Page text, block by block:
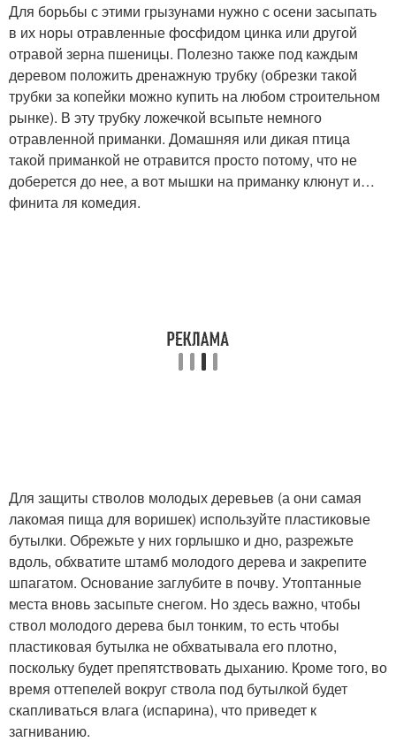
Для борьбы с этими грызунами нужно с осени засыпать
в их норы отравленные фосфидом цинка или другой
отравой зерна пшеницы. Полезно также под каждым
деревом положить дренажную трубку (обрезки такой
трубки за копейки можно купить на любом строительном
рынке). В эту трубку ложечкой всыпьте немного
отравленной приманки. Домашняя или дикая птица
такой приманкой не отравится просто потому, что не
доберется до нее, а вот мышки на приманку клюнут и…
финита ля комедия.
Для защиты стволов молодых деревьев (а они самая
лакомая пища для воришек) используйте пластиковые
бутылки. Обрежьте у них горлышко и дно, разрежьте
вдоль, обхватите штамб молодого дерева и закрепите
шпагатом. Основание заглубите в почву. Утоптанные
места вновь засыпьте снегом. Но здесь важно, чтобы
ствол молодого дерева был тонким, то есть чтобы
пластиковая бутылка не обхватывала его плотно,
поскольку будет препятствовать дыханию. Кроме того, во
время оттепелей вокруг ствола под бутылкой будет
скапливаться влага (испарина), что приведет к
загниванию.